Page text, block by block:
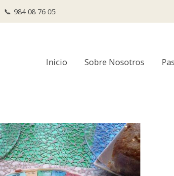
📞 984 08 76 05
Inicio Sobre Nosotros